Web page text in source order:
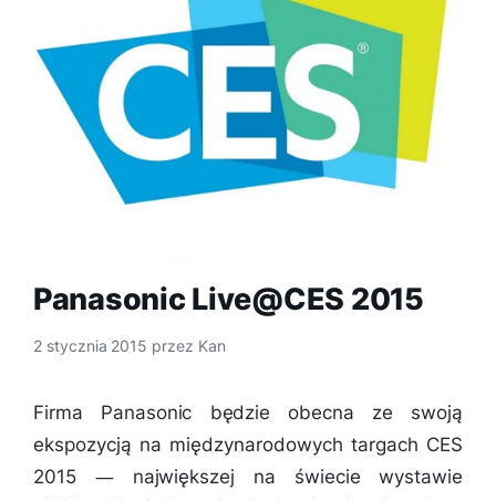
Panasonic Live@CES 2015
2 stycznia 2015 przez Kan
Firma Panasonic będzie obecna ze swoją
ekspozycją na międzynarodowych targach CES
2015 ― największej na świecie wystawie